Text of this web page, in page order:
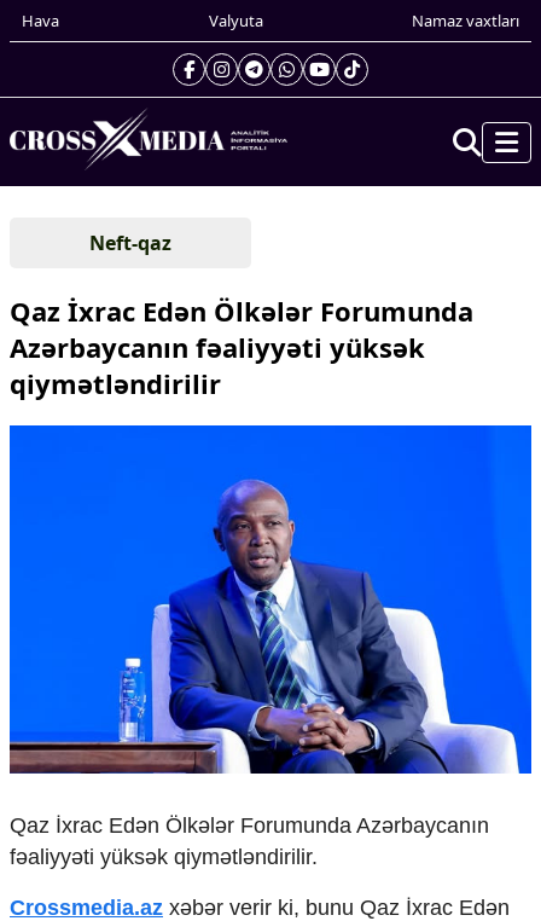
Hava Valyuta Namaz vaxtları
Gündəm
Xarici xəbərlər
Cənubi Qafqaz
Türk Dünyası
Avropa
Geosiyasi
Sosioloji
Araşdırma
Multimedia
Foto
Video
İnfoqrafika
Podcast
Neft-qaz
Qaz İxrac Edən Ölkələr Forumunda
Azərbaycanın fəaliyyəti yüksək
qiymətləndirilir
Qaz İxrac Edən Ölkələr Forumunda Azərbaycanın
fəaliyyəti yüksək qiymətləndirilir.
Crossmedia.az xəbər verir ki, bunu Qaz İxrac Edən